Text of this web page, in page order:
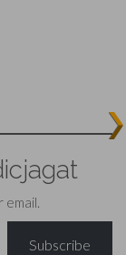
Subscribe